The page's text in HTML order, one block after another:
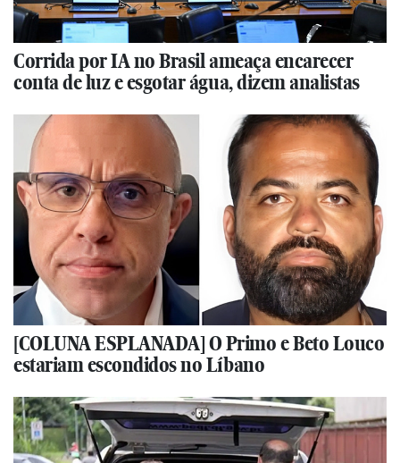
Corrida por IA no Brasil ameaça encarecer
conta de luz e esgotar água, dizem analistas
[COLUNA ESPLANADA] O Primo e Beto Louco
estariam escondidos no Líbano